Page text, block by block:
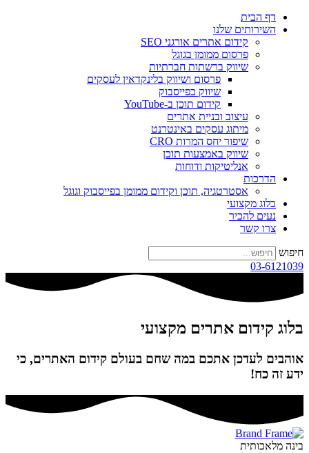
דף הבית
השירותים שלנו
קידום אתרים אורגני SEO
פרסום ממומן בגוגל
שיווק ברשתות חברתיות
פרסום ושיווק בלינקדאין לעסקים
שיווק בפייסבוק
קידום תוכן ב-YouTube
עיצוב ובניית אתרים
מיתוג עסקים באינטרנט
שיפור יחס המרות CRO
שיווק באמצעות תוכן
אנליטיקות ודוחות
הדרכות
אסטרטגיה, תוכן וקידום ממומן בפייסבוק וגוגל
בלוג מקצועי
נעים להכיר
צרו קשר
חיפוש
03-6121039
בלוג קידום אתרים מקצועי
אוהבים לעדכן אתכם במה שחם בעולם קידום האתרים, כי
ידע זה כח!
בינה מלאכותית